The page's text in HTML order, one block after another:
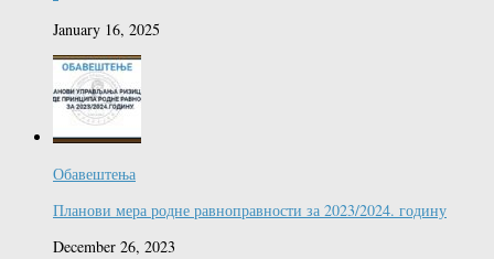
January 16, 2025
Обавештења
Планови мера родне равноправности за 2023/2024. годину
December 26, 2023